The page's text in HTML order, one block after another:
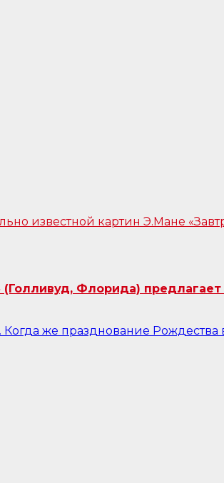
Флорида) предлагает
же празднование Рождества